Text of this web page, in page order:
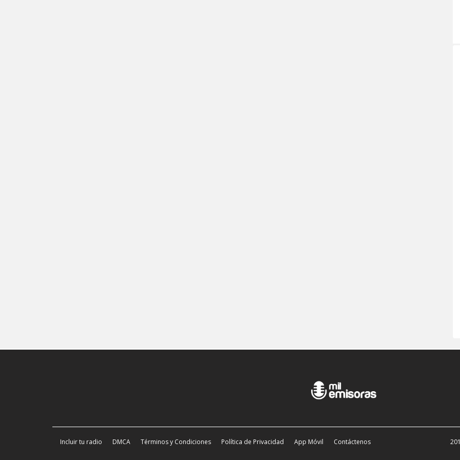
Incluir tu radio DMCA Términos y Condiciones Política de Privacidad App Móvil Contáctenos